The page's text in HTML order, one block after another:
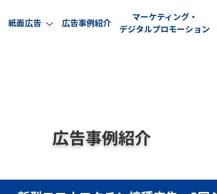
紙面広告 arrow_forward_ios 広告事例紹介
マーケティング・
デジタルプロモーション
広告事例紹介